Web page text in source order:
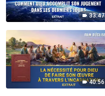
33:47
40:56